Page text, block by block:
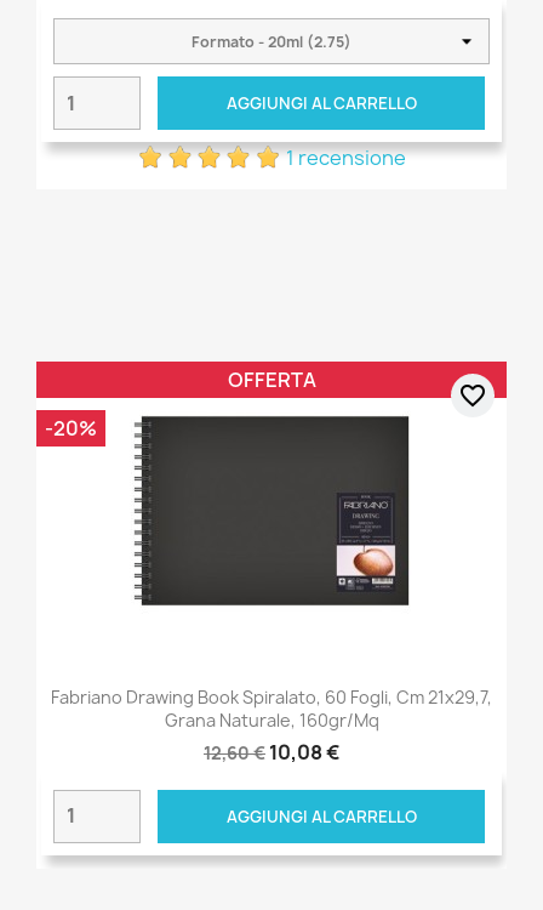
AGGIUNGI AL CARRELLO
1 recensione
Fabriano Drawing Book Spiralato, 60 Fogli, Cm 21x29,7,
Grana Naturale, 160gr/mq
12,60 € 10,08 €
AGGIUNGI AL CARRELLO
OFFERTA
-20%
favorite_border